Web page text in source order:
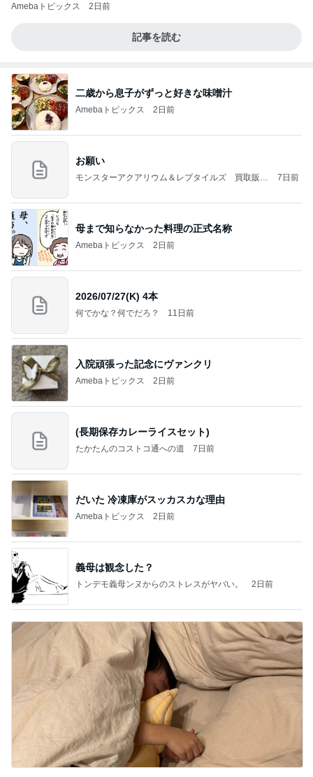
Amebaトピックス 2日前
記事を読む
二歳から息子がずっと好きな味噌汁
Amebaトピックス 2日前
お願い
モンスターアクアリウム＆レプタイルズ 買取販売
7日前
母まで知らなかった料理の正式名称
Amebaトピックス 2日前
2026/07/27(K) 4本
何でかな？何でだろ？ 11日前
入院頑張った記念にヴァンクリ
Amebaトピックス 2日前
(長期保存カレーライスセット)
たかたんのコストコ通への道 7日前
だいた 冷凍庫がスッカスカな理由
Amebaトピックス 2日前
義母は観念した？
トンデモ義母ンヌからのストレスがヤバい。 2日前